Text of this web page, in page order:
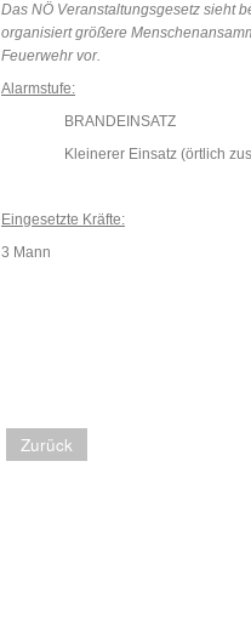
Das NÖ Veranstaltungsgesetz sieht
organisiert größere
Feuerwehr vor.
Alarmstufe:
BRANDEINSATZ
Kleinerer Einsatz (örtlich
Eingesetzte Kräfte:
3 Mann
Zurück